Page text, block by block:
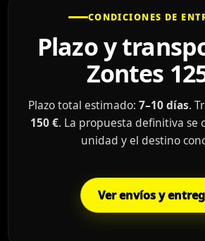
CONDICIONES DE
Plazo y
Zontes
Plazo total estimado: 7–10 días.
150 €. La propuesta definitiva se
unidad y el destino
Ver envíos y